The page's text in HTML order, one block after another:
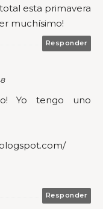
esta primavera
muchísimo!
Responder
Yo tengo uno
Responder